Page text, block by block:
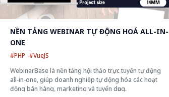
NỀN TẢNG WEBINAR TỰ ĐỘNG HOÁ ALL-IN-
ONE
#PHP #VueJS
WebinarBase là nền tảng hội thảo trực tuyến tự động
all-in-one, giúp doanh nghiệp tự động hóa các hoạt
động bán hàng, marketing và tuyển dụng.